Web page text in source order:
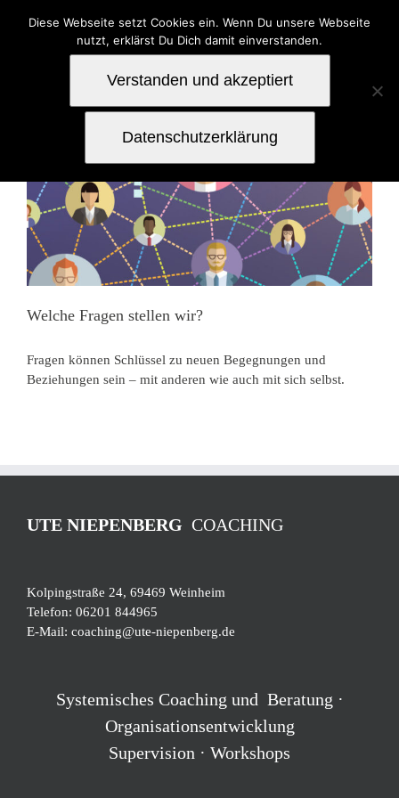
Inhalt
Welche Fragen stellen wir?
Fragen können Schlüssel zu neuen Begegnungen und
Beziehungen sein – mit anderen wie auch mit sich selbst.
UTE NIEPENBERG COACHING
Kolpingstraße 24, 69469 Weinheim
Telefon: 06201 844965
E-Mail: coaching@ute-niepenberg.de
Systemisches Coaching und Beratung ·
Organisationsentwicklung
Supervision · Workshops
Diese Webseite setzt Cookies ein. Wenn Du unsere Webseite
nutzt, erklärst Du Dich damit einverstanden.
Verstanden und akzeptiert
Datenschutzerklärung